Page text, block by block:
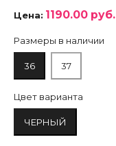
Цена: 1190.00 руб.
Размеры в наличии
36 37
Цвет варианта
ЧЕРНЫЙ